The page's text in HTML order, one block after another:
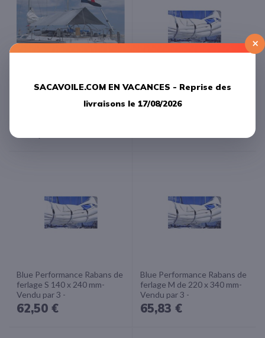
Blue Performance Taud de
soleil standard small 3.00 m x
2.60 m( Fin de série 1 en
Blue Performance Rabans de
ferlage xs 140 X 240 mm -
Vendu par 3-
Blue Performance Rabans de
ferlage S 140 x 240 mm-
Vendu par 3 -
62,50 €
Blue Performance Rabans de
ferlage M de 220 x 340 mm-
Vendu par 3 -
65,83 €
×
SACAVOILE.COM EN VACANCES - Reprise des
livraisons le 17/08/2026